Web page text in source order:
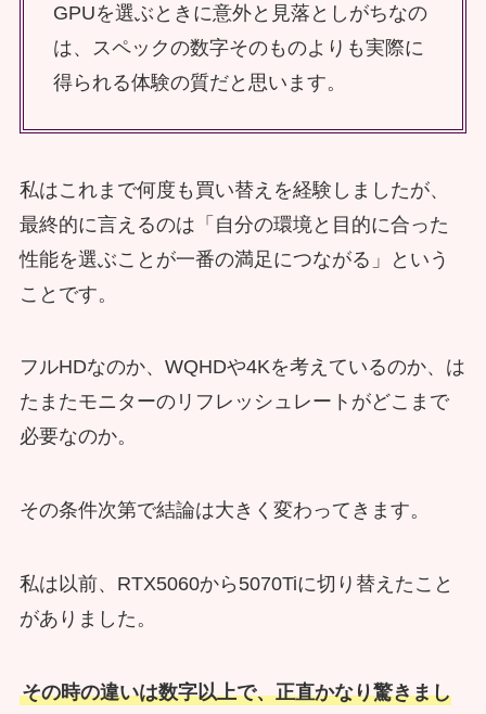
GPUを選ぶときに意外と見落としがちなの
は、スペックの数字そのものよりも実際に
得られる体験の質だと思います。
私はこれまで何度も買い替えを経験しましたが、
最終的に言えるのは「自分の環境と目的に合った
性能を選ぶことが一番の満足につながる」という
ことです。
フルHDなのか、WQHDや4Kを考えているのか、は
たまたモニターのリフレッシュレートがどこまで
必要なのか。
その条件次第で結論は大きく変わってきます。
私は以前、RTX5060から5070Tiに切り替えたこと
がありました。
その時の違いは数字以上で、正直かなり驚きまし